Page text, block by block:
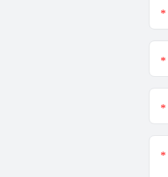
*
*
*
*